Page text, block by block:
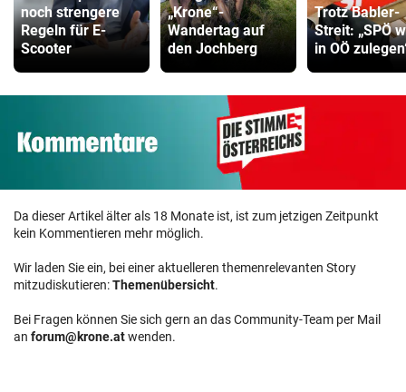
noch strengere
Regeln für E-
Scooter
„Krone“-
Wandertag auf
den Jochberg
Trotz Babler-
Streit: „SPÖ
in OÖ
Da dieser Artikel älter als 18 Monate ist, ist zum jetzigen Zeitpunkt
kein Kommentieren mehr möglich.
Wir laden Sie ein, bei einer aktuelleren themenrelevanten Story
mitzudiskutieren:Themenübersicht.
Bei Fragen können Sie sich gern an das Community-Team per Mail
an forum@krone.atwenden.